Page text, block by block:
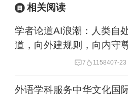
界的综合性学术体系
立场、问题意识与理
知识与话语体系，服
治理与文明互鉴，是
科学的重要组成部分
相关阅读
学者论道AI浪潮：人类自
道，向外建规则，向内守
7 1158407-23
外语学科服务中华文化国